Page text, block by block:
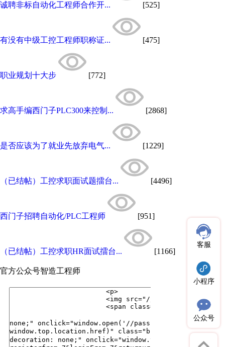
诚聘非标自动化工程师合作开... [525]
有没有中级工控工程师职称证... [475]
职业规划十大步 [772]
求高手编西门子PLC300来控制... [2868]
是否应该为了就业先放弃电气... [1229]
（已结帖）工控求职面试题擂台... [4496]
西门子招聘自动化/PLC工程师 [951]
（已结帖）工控求职HR面试擂台... [1166]
官方公众号智造工程师
客服
小程序
公众号